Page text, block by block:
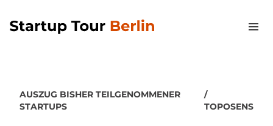
AUSZUG BISHER TEILGENOMMENER
STARTUPS
TOPOSENS